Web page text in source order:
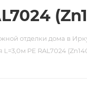
отделки дома в
PE RAL7024